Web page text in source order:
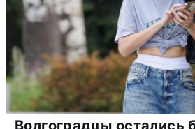
Волгоградцы остались